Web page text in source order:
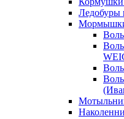
Ледобуры